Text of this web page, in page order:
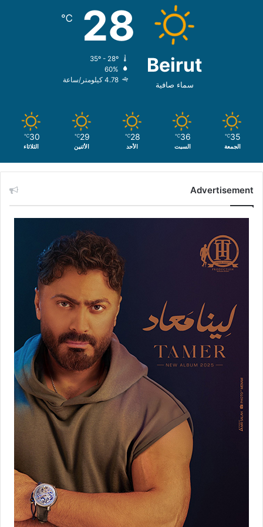
Beirut
سماء صافية
28
℃
60%
4.78 كيلومتر/ساعة
35
℃
الجمعة
36
℃
السبت
28
℃
الأحد
29
℃
الأثنين
30
℃
الثلاثاء
Advertisement